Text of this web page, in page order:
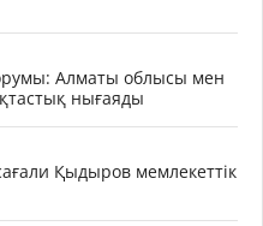
Алматы облысы мен
нығаяды
Қыдыров мемлекеттік